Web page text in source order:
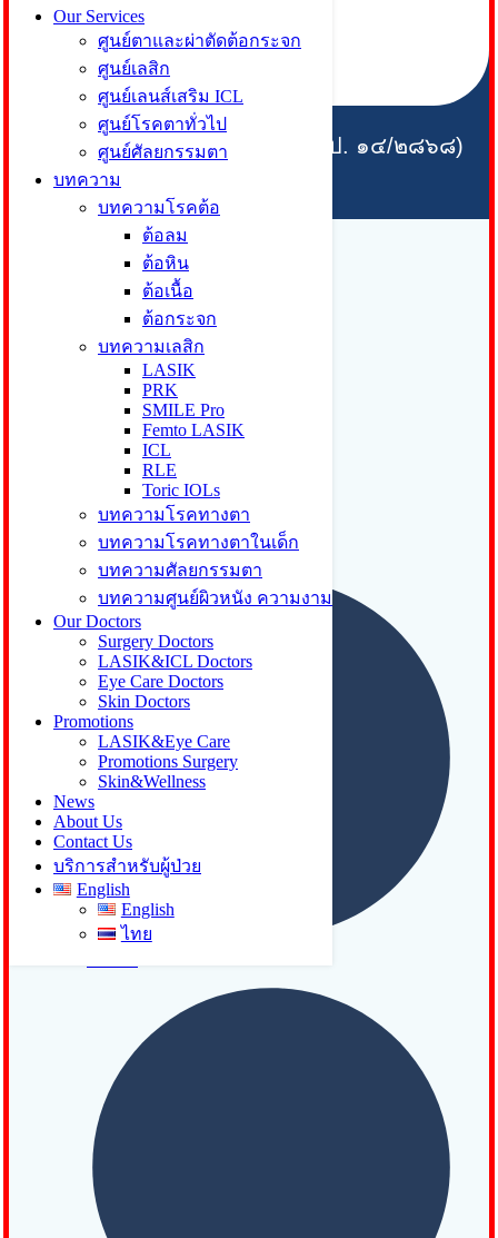
Our Services
ศูนย์ตาและผ่าตัดต้อกระจก
ศูนย์เลสิก
ศูนย์เลนส์เสริม ICL
ศูนย์โรคตาทั่วไป
ศูนย์ศัลยกรรมตา
บทความ
บทความโรคต้อ
ต้อลม
ต้อหิน
ต้อเนื้อ
ต้อกระจก
บทความเลสิก
LASIK
PRK
SMILE Pro
Femto LASIK
ICL
RLE
Toric IOLs
บทความโรคทางตา
บทความโรคทางตาในเด็ก
บทความศัลยกรรมตา
บทความศูนย์ผิวหนัง ความงาม
Our Doctors
Surgery Doctors
LASIK&ICL Doctors
Eye Care Doctors
Skin Doctors
Promotions
LASIK&Eye Care
Promotions Surgery
Skin&Wellness
News
About Us
Contact Us
บริการสำหรับผู้ป่วย
English
English
ไทย
โรงพยาบาลจักษุ อินซ์ (ขสพ.สป. ๑๔/๒๘๖๘)
Our Services